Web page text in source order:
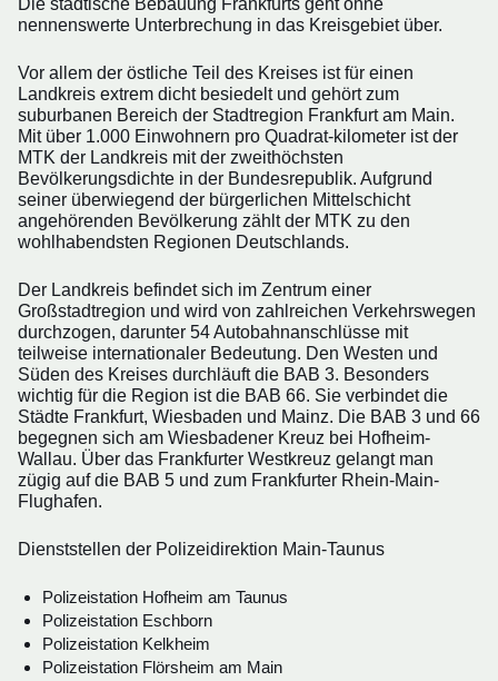
Die städtische Bebauung Frankfurts geht ohne
nennenswerte Unterbrechung in das Kreisgebiet über.
Vor allem der östliche Teil des Kreises ist für einen
Landkreis extrem dicht besiedelt und gehört zum
suburbanen Bereich der Stadtregion Frankfurt am Main.
Mit über 1.000 Einwohnern pro Quadrat-kilometer ist der
MTK der Landkreis mit der zweithöchsten
Bevölkerungsdichte in der Bundesrepublik. Aufgrund
seiner überwiegend der bürgerlichen Mittelschicht
angehörenden Bevölkerung zählt der MTK zu den
wohlhabendsten Regionen Deutschlands.
Der Landkreis befindet sich im Zentrum einer
Großstadtregion und wird von zahlreichen Verkehrswegen
durchzogen, darunter 54 Autobahnanschlüsse mit
teilweise internationaler Bedeutung. Den Westen und
Süden des Kreises durchläuft die BAB 3. Besonders
wichtig für die Region ist die BAB 66. Sie verbindet die
Städte Frankfurt, Wiesbaden und Mainz. Die BAB 3 und 66
begegnen sich am Wiesbadener Kreuz bei Hofheim-
Wallau. Über das Frankfurter Westkreuz gelangt man
zügig auf die BAB 5 und zum Frankfurter Rhein-Main-
Flughafen.
Dienststellen der Polizeidirektion Main-Taunus
Polizeistation Hofheim am Taunus
Polizeistation Eschborn
Polizeistation Kelkheim
Polizeistation Flörsheim am Main